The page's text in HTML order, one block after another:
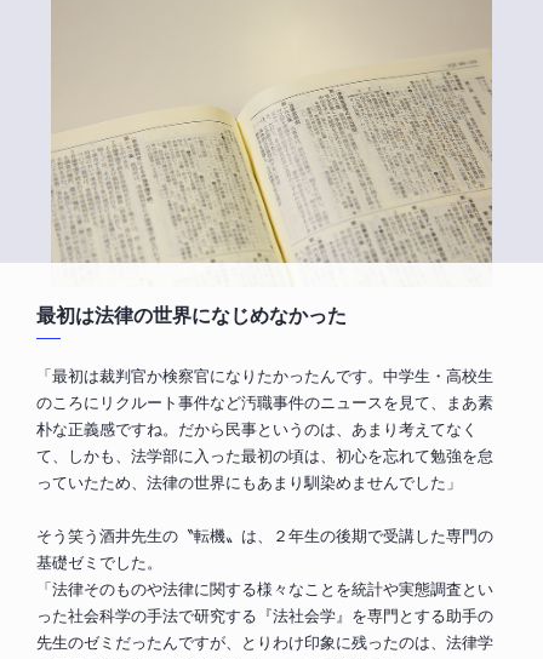
最初は法律の世界になじめなかった
「最初は裁判官か検察官になりたかったんです。中学生・高校生
のころにリクルート事件など汚職事件のニュースを見て、まあ素
朴な正義感ですね。だから民事というのは、あまり考えてなく
て、しかも、法学部に入った最初の頃は、初心を忘れて勉強を怠
っていたため、法律の世界にもあまり馴染めませんでした」
そう笑う酒井先生の〝転機〟は、２年生の後期で受講した専門の
基礎ゼミでした。
「法律そのものや法律に関する様々なことを統計や実態調査とい
った社会科学の手法で研究する『法社会学』を専門とする助手の
先生のゼミだったんですが、とりわけ印象に残ったのは、法律学